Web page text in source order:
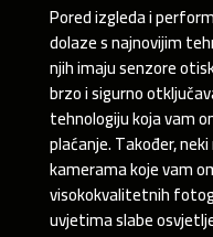
Pored izgleda i
dolaze s najnovijim
njih imaju senzore
brzo i sigurno
tehnologiju koja vam
plaćanje. Također,
kamerama koje vam
visokokvalitetnih
uvjetima slabe